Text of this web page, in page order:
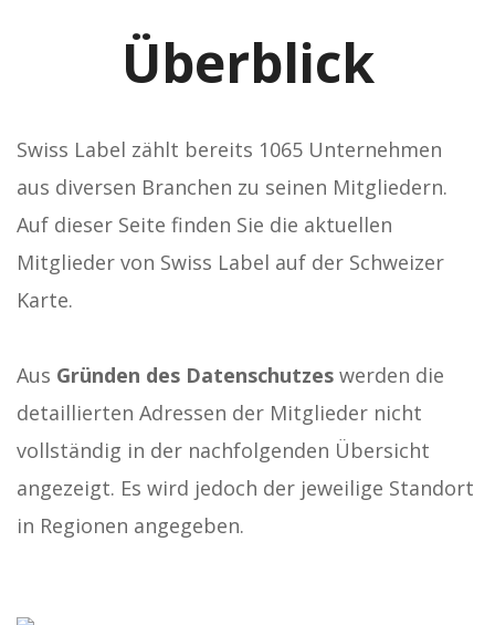
Überblick
Swiss Label zählt bereits 1065 Unternehmen
aus diversen Branchen zu seinen Mitgliedern.
Auf dieser Seite finden Sie die aktuellen
Mitglieder von Swiss Label auf der Schweizer
Karte.
Aus Gründen des Datenschutzes werden die
detaillierten Adressen der Mitglieder nicht
vollständig in der nachfolgenden Übersicht
angezeigt. Es wird jedoch der jeweilige Standort
in Regionen angegeben.